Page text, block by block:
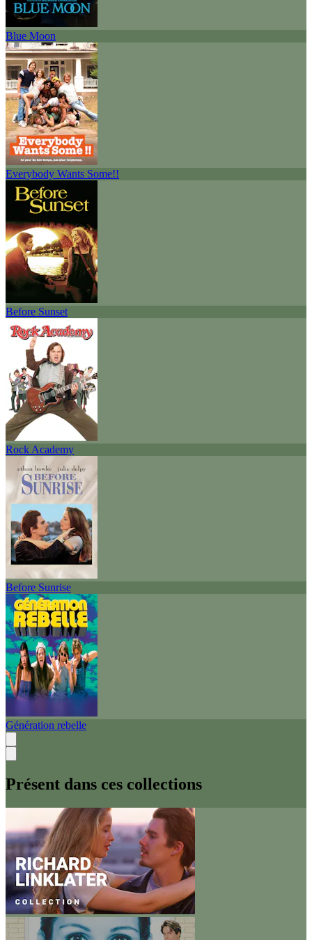
Blue Moon
Everybody Wants Some!!
Before Sunset
Rock Academy
Before Sunrise
Génération rebelle
Présent dans ces collections